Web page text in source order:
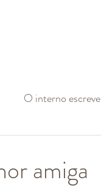
O interno escreve
amiga